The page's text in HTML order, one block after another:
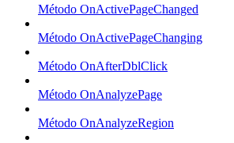
Método OnActivePageChanged
Método OnActivePageChanging
Método OnAfterDblClick
Método OnAnalyzePage
Método OnAnalyzeRegion